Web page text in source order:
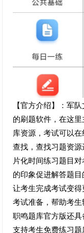
【官方介绍】：军
的刷题软件，在这
库资源，考试可以
查找，查找习题资
片化时间练习题目
的印象促进解答题
让考生完成考试变
考试准备，帮助考
职鸣题库官方版还
支持考生免费练习